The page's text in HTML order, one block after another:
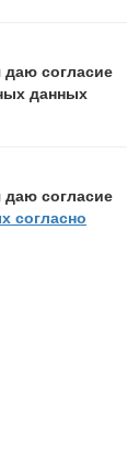
согласие
данных
согласие
согласно